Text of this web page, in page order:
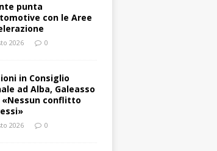
punta
con le Aree
2026 0
in Consiglio
ad Alba, Galeasso
«Nessun conflitto
2026 0